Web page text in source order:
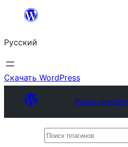
Перейти
содержимому
Русский
Скачать WordPress
Plugin Directory
Поиск